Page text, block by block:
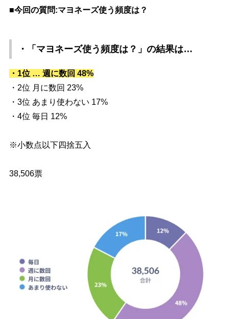
■今回の質問:マヨネーズ使う頻度は？
・「マヨネーズ使う頻度は？」 の結果は…
・1位 … 週に数回 48%
・2位 月に数回 23%
・3位 あまり使わない 17%
・4位 毎日 12%
※小数点以下四捨五入
38,506票